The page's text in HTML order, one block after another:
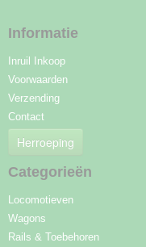
Informatie
Inruil Inkoop
Voorwaarden
Verzending
Contact
Herroeping
Categorieën
Locomotieven
Wagons
Rails & Toebehoren